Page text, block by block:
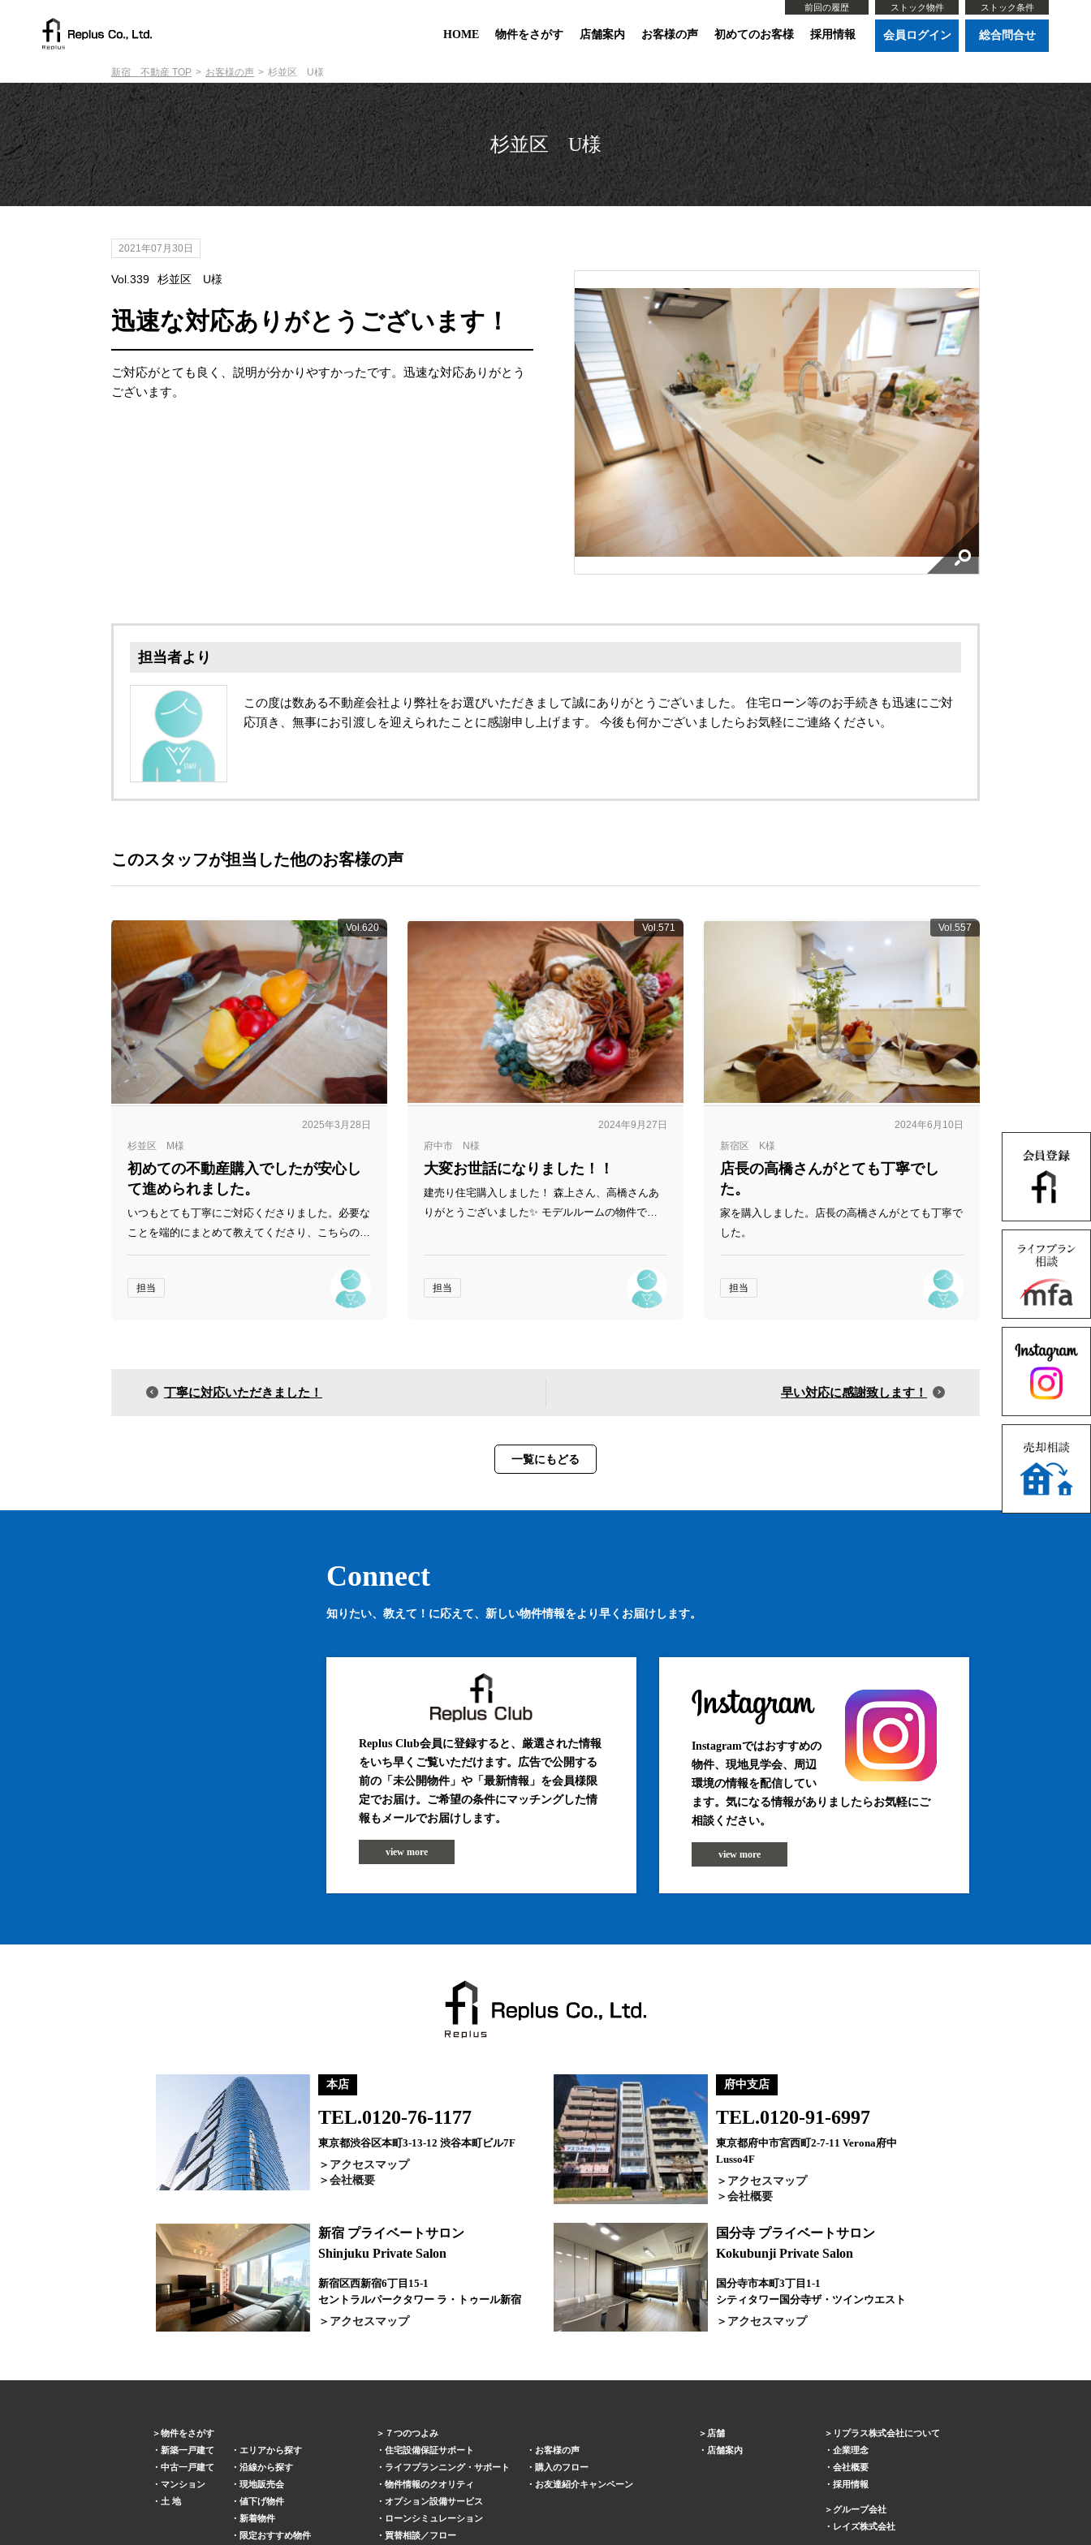
前回の履歴 ストック物件 ストック条件
会員ログイン 総合問合せ
HOME 物件をさがす 店舗案内 お客様の声 初めてのお客様 採用情報
新宿 不動産 TOP お客様の声 杉並区 U様
杉並区 U様
2021年07月30日
Vol.339 杉並区 U様
迅速な対応ありがとうございます！
ご対応がとても良く、説明が分かりやすかったです。迅速な対応ありがとう
ございます。
担当者より
この度は数ある不動産会社より弊社をお選びいただきまして誠にありがとうございました。 住宅ローン等のお手続きも迅速にご対
応頂き、無事にお引渡しを迎えられたことに感謝申し上げます。 今後も何かございましたらお気軽にご連絡ください。
このスタッフが担当した他のお客様の声
Vol.620
2025年3月28日
杉並区 M様
初めての不動産購入でしたが安心し
て進められました。
いつもとても丁寧にご対応くださりました。必要な
ことを端的にまとめて教えてくださり、こちらの手
間が最小限になるようにご配慮いただいたのだと思
います。 質問への回答も迅速で、不安な点をすぐ
に解消できました。初めての不動産購入でしたが安
心して進められました。ありがとうございました。
担当
Vol.571
2024年9月27日
府中市 N様
大変お世話になりました！！
建売り住宅購入しました！ 森上さん、高橋さんあ
りがとうございました✨ モデルルームの物件でし
をした方がよいことを教えてくださったりと、大変
お世話になりました！！
担当
Vol.557
2024年6月10日
新宿区 K様
店長の高橋さんがとても丁寧でし
た。
家を購入しました。店長の高橋さんがとても丁寧で
した。
担当
丁寧に対応いただきました！ 早い対応に感謝致します！
一覧にもどる
Connect
知りたい、教えて！に応えて、 新しい物件情報をより早くお届けします。
Replus Club会員に登録すると、厳選された情報
をいち早くご覧いただけます。広告で公開する
前の「未公開物件」や「最新情報」を会員様限
定でお届け。ご希望の条件にマッチングした情
報もメールでお届けします。
view more
Instagramではおすすめの
物件、現地見学会、周辺
環境の情報を配信してい
ます。気になる情報がありましたらお気軽にご
相談ください。
view more
本店
TEL.0120-76-1177
東京都渋谷区本町3-13-12 渋谷本町ビル7F
アクセスマップ
会社概要
府中支店
TEL.0120-91-6997
東京都府中市宮西町2-7-11 Verona府中
Lusso4F
アクセスマップ
会社概要
新宿 プライベートサロン
Shinjuku Private Salon
新宿区西新宿6丁目15-1
セントラルパークタワー ラ・トゥール新宿
アクセスマップ
国分寺 プライベートサロン
Kokubunji Private Salon
国分寺市本町3丁目1-1
シティタワー国分寺ザ・ツインウエスト
アクセスマップ
物件をさがす
新築一戸建て
中古一戸建て
マンション
土 地
エリアから探す
沿線から探す
現地販売会
値下げ物件
新着物件
限定おすすめ物件
７つのつよみ
住宅設備保証サポート
ライフプランニング・サポート
物件情報のクオリティ
オプション設備サービス
ローンシミュレーション
買替相談／フロー
お客様の声
購入のフロー
お友達紹介キャンペーン
店舗
店舗案内
リプラス株式会社について
企業理念
会社概要
採用情報
グループ会社
レイズ株式会社